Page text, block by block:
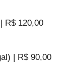
R$ 120,00
| R$ 90,00